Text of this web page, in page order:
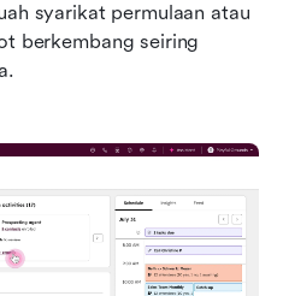
syarikat permulaan atau
berkembang seiring